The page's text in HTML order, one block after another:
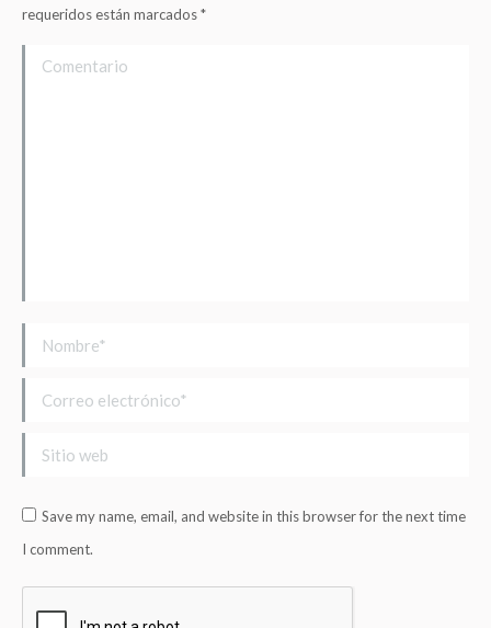
requeridos están marcados*
Comentario
Nombre *
Correo electrónico *
Sitio web
Save my name, email, and website in this browser for the next time
I comment.